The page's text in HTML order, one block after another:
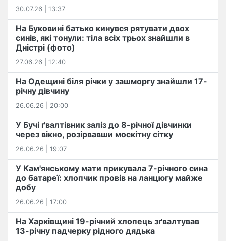
30.07.26 | 13:37
На Буковині батько кинувся рятувати двох
синів, які тонули: тіла всіх трьох знайшли в
Дністрі (фото)
27.06.26 | 12:40
На Одещині біля річки у зашморгу знайшли 17-
річну дівчину
26.06.26 | 20:00
У Бучі ґвалтівник заліз до 8-річної дівчинки
через вікно, розірвавши москітну сітку
26.06.26 | 19:07
У Кам'янському мати прикувала 7-річного сина
до батареї: хлопчик провів на ланцюгу майже
добу
26.06.26 | 17:00
На Харківщині 19-річний хлопець​ ️зґвалтував
13-річну падчерку рідного дядька